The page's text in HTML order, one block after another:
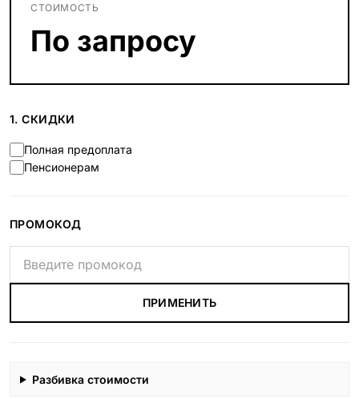
СТОИМОСТЬ
По запросу
1. СКИДКИ
Полная предоплата
Пенсионерам
ПРОМОКОД
ПРИМЕНИТЬ
Разбивка стоимости